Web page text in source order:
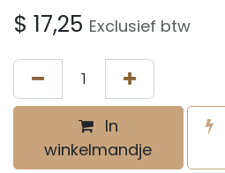
$ 17,25 Exclusief btw
In
winkelmandje